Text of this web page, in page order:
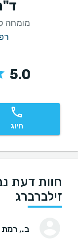
מומחה
5.0
חיוג
חוות דעת
זילברברג
ב., רמת